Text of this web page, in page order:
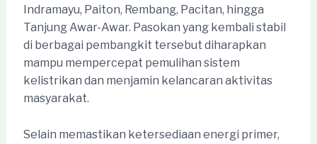
Indramayu, Paiton, Rembang, Pacitan, hingga
Tanjung Awar-Awar. Pasokan yang kembali stabil
di berbagai pembangkit tersebut diharapkan
mampu mempercepat pemulihan sistem
kelistrikan dan menjamin kelancaran aktivitas
masyarakat.
Selain memastikan ketersediaan energi primer,